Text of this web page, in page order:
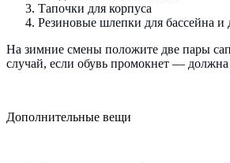
Тапочки для корпуса
Резиновые шлепки для бассейна и
На зимние смены положите две пары
случай, если обувь промокнет —
Дополнительные вещи